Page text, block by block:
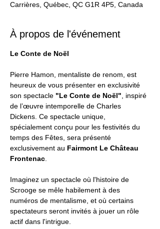
Carrières, Québec, QC G1R 4P5, Canada
À propos de l'événement
Le Conte de Noël
Pierre Hamon, mentaliste de renom, est
heureux de vous présenter en exclusivité
son spectacle "Le Conte de Noël" , inspiré
de l’œuvre intemporelle de Charles
Dickens. Ce spectacle unique,
spécialement conçu pour les festivités du
temps des Fêtes, sera présenté
exclusivement au Fairmont Le Château
Frontenac
Imaginez un spectacle où l'histoire de
Scrooge se mêle habilement à des
numéros de mentalisme, et où certains
spectateurs seront invités à jouer un rôle
actif dans l'intrigue.